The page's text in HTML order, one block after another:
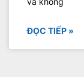
ĐỌC TIẾP »